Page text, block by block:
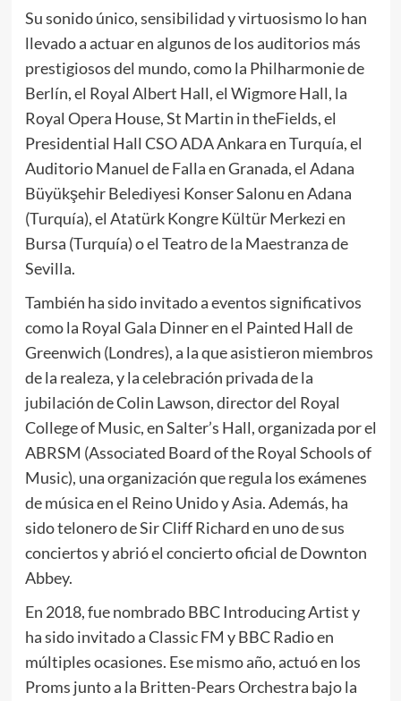
Su sonido único, sensibilidad y virtuosismo lo han
llevado a actuar en algunos de los auditorios más
prestigiosos del mundo, como la Philharmonie de
Berlín, el Royal Albert Hall, el Wigmore Hall, la
Royal Opera House, St Martin in theFields, el
Presidential Hall CSO ADA Ankara en Turquía, el
Auditorio Manuel de Falla en Granada, el Adana
Büyükşehir Belediyesi Konser Salonu en Adana
(Turquía), el Atatürk Kongre Kültür Merkezi en
Bursa (Turquía) o el Teatro de la Maestranza de
Sevilla.
También ha sido invitado a eventos significativos
como la Royal Gala Dinner en el Painted Hall de
Greenwich (Londres), a la que asistieron miembros
de la realeza, y la celebración privada de la
jubilación de Colin Lawson, director del Royal
College of Music, en Salter’s Hall, organizada por el
ABRSM (Associated Board of the Royal Schools of
Music), una organización que regula los exámenes
de música en el Reino Unido y Asia. Además, ha
sido telonero de Sir Cliff Richard en uno de sus
conciertos y abrió el concierto oficial de Downton
Abbey.
En 2018, fue nombrado BBC Introducing Artist y
ha sido invitado a Classic FM y BBC Radio en
múltiples ocasiones. Ese mismo año, actuó en los
Proms junto a la Britten-Pears Orchestra bajo la